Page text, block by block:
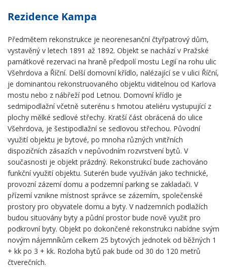
Rezidence Kampa
Předmětem rekonstrukce je neorenesanční čtyřpatrový dům,
vystavěný v letech 1891 až 1892. Objekt se nachází v Pražské
památkové rezervaci na hraně předpolí mostu Legií na rohu ulic
Všehrdova a Říční. Delší domovní křídlo, nalézající se v ulici Říční,
je dominantou rekonstruovaného objektu viditelnou od Karlova
mostu nebo z nábřeží pod Letnou. Domovní křídlo je
sedmipodlažní včetně suterénu s hmotou ateliéru vystupující z
plochy mělké sedlové střechy. Kratší část obrácená do ulice
Všehrdova, je šestipodlažní se sedlovou střechou. Původní
využití objektu je bytové, po mnoha různých vnitřních
dispozičních zásazích v nepůvodním rozvrstvení bytů. V
současnosti je objekt prázdný. Rekonstrukcí bude zachováno
funkční využití objektu. Suterén bude využíván jako technické,
provozní zázemí domu a podzemní parking se zakladači. V
přízemí vznikne místnost správce se zázemím, společenské
prostory pro obyvatele domu a byty. V nadzemních podlažích
budou situovány byty a půdní prostor bude nově využit pro
podkrovní byty. Objekt po dokončené rekonstrukci nabídne svým
novým nájemníkům celkem 25 bytových jednotek od běžných 1
+ kk po 3 + kk. Rozloha bytů pak bude od 30 do 120 metrů
čtverečních.